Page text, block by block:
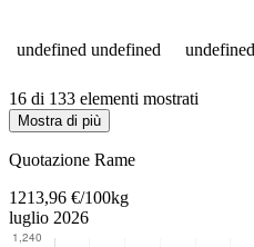
undefined undefined undefined
16 di 133 elementi mostrati
Mostra di più
Quotazione Rame
1213,96 €/100kg
luglio 2026